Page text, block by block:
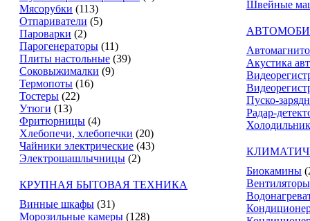
Мясорубки (113)
Отпариватели (5)
Пароварки (2)
Парогенераторы (11)
Плиты настольные (39)
Соковыжималки (9)
Термопоты (16)
Тостеры (22)
Утюги (13)
Фритюрницы (4)
Хлебопечи, хлебопечки (20)
Чайники электрические (43)
Электрошашлычницы (2)
КРУПНАЯ БЫТОВАЯ ТЕХНИКА
Винные шкафы (31)
Морозильные камеры (128)
Швейные
Акустика
Пуско-
Радар-
Биокамины
Вентиляторы